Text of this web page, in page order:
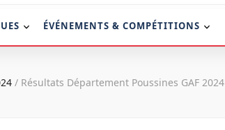
ÉVÉNEMENTS & COMPÉTITIONS
/ Résultats Département Poussines GAF 2024